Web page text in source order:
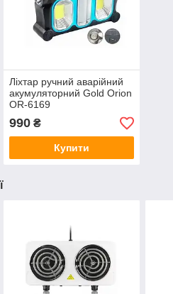
Ліхтар ручний аварійний
акумуляторний Gold Orion
OR-6169
990₴
Купити